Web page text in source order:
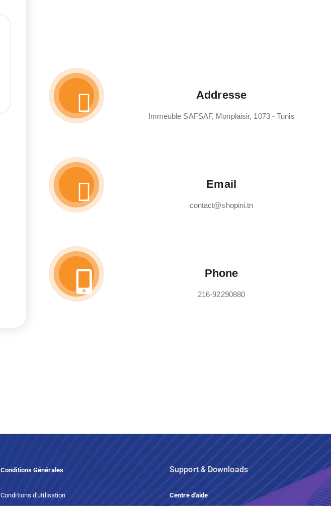
Addresse
Immeuble SAFSAF, Monplaisir, 1073 - Tunis
Email
contact@shopini.tn
Phone
216-92290880
Conditions Générales
Conditions d'utilisation
Support & Downloads
Centre d'aide